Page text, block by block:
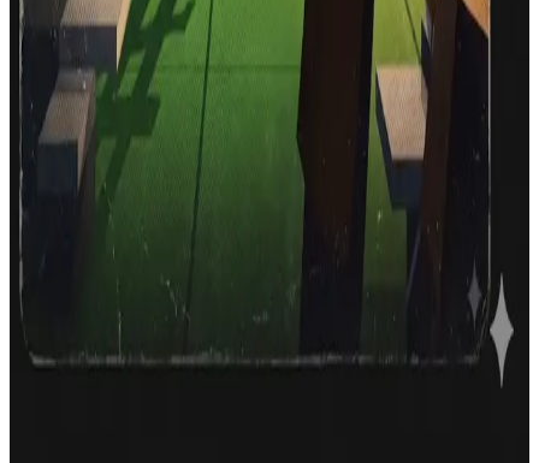
Place Player Score
Device
#
Luckyxluca0 2012
Mobile
#
Luckyxluca0 2012
Mobile
3 Luckyxluca0 956
Mobile
Luckyxluca0 856
# 5 Luckyxluca0
Mobile
#
Luckyxluca0
#
Luckyxluca0
#
#
Desktop